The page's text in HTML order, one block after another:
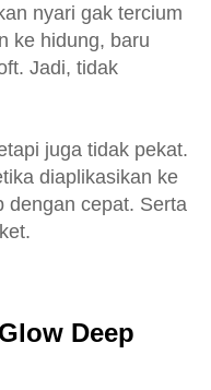
nyari gak tercium
ke hidung, baru
Jadi, tidak
juga tidak pekat.
diaplikasikan ke
dengan cepat. Serta
Deep